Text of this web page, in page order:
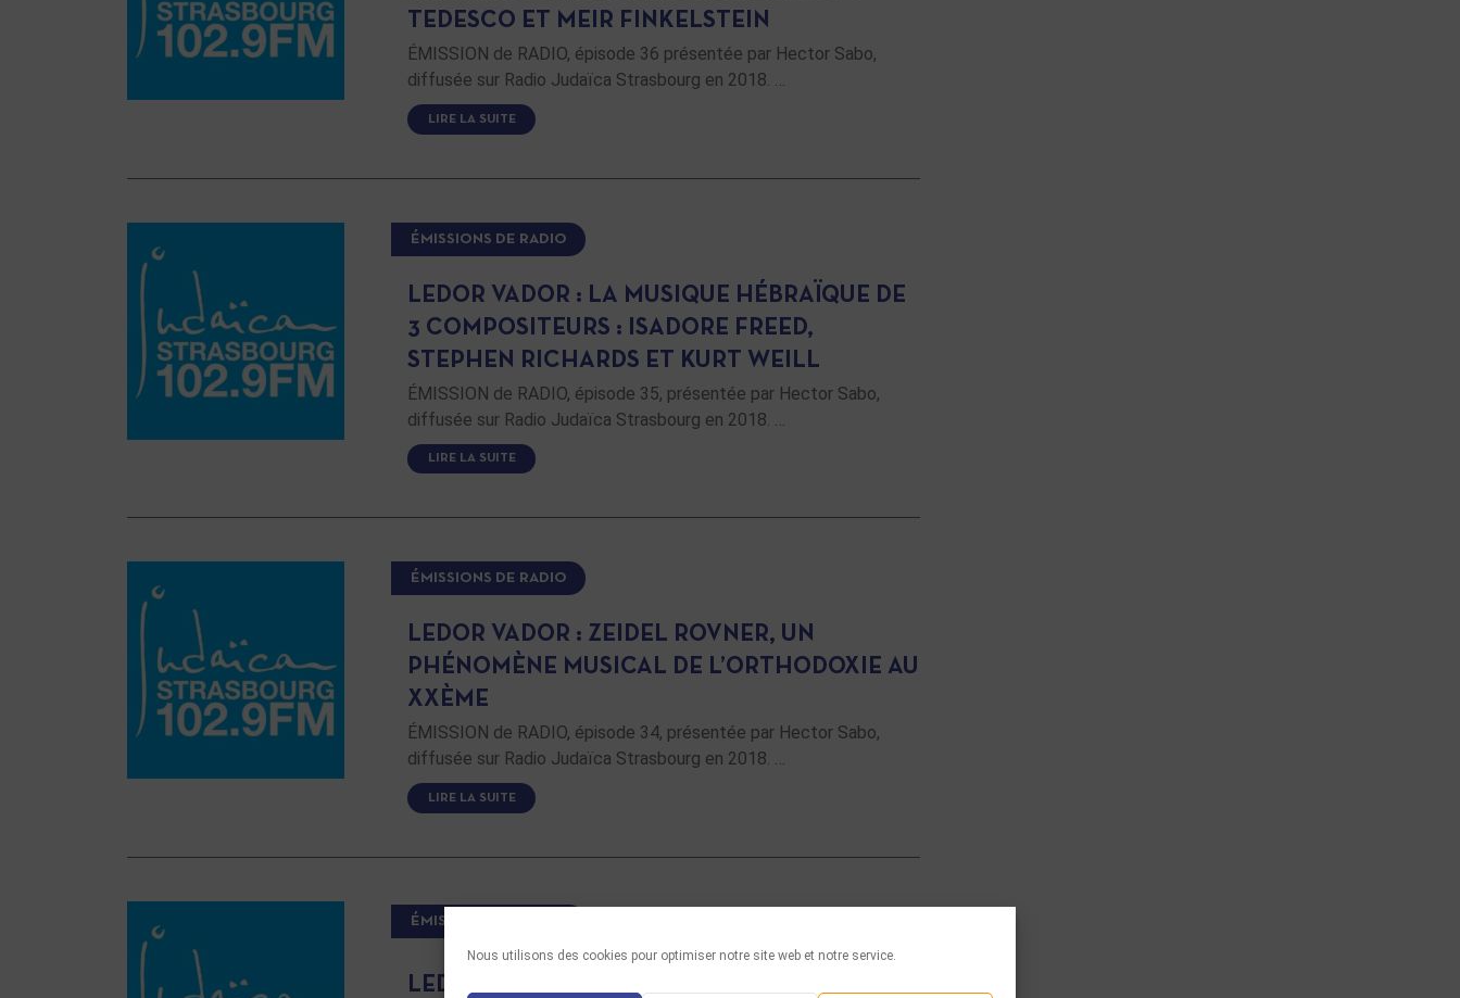
Nous utilisons des cookies pour optimiser notre site web et notre service.
TEDESCO ET MEIR FINKELSTEIN
ÉMISSION de RADIO, épisode 36 présentée par Hector Sabo,
diffusée sur Radio Judaïca Strasbourg en 2018. …
LIRE LA SUITE
ÉMISSIONS DE RADIO
LEDOR VADOR : LA MUSIQUE HÉBRAÏQUE DE
3 COMPOSITEURS : ISADORE FREED,
STEPHEN RICHARDS ET KURT WEILL
ÉMISSION de RADIO, épisode 35, présentée par Hector Sabo,
diffusée sur Radio Judaïca Strasbourg en 2018. …
LIRE LA SUITE
ÉMISSIONS DE RADIO
LEDOR VADOR : ZEIDEL ROVNER, UN
PHÉNOMÈNE MUSICAL DE L’ORTHODOXIE AU
XXÈME
ÉMISSION de RADIO, épisode 34, présentée par Hector Sabo,
diffusée sur Radio Judaïca Strasbourg en 2018. …
LIRE LA SUITE
ÉMISSIONS DE RADIO
LEDOR VADOR : SHOLOM SECUNDA